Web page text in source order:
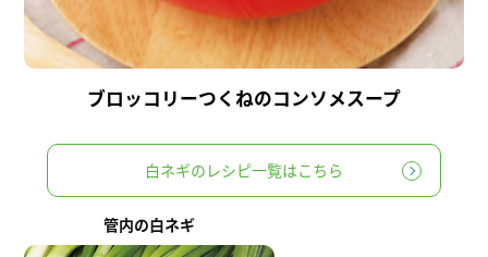
ブロッコリーつくねのコンソメスープ
白ネギのレシピ一覧はこちら
管内の白ネギ